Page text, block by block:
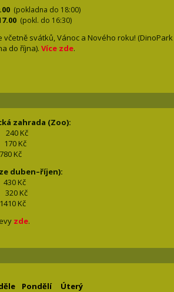
(pokladna do 18:00)
(pokl. do 16:30)
včetně svátků, Vánoc a Nového roku! (DinoPark
do října). Více zde.
zahrada (Zoo):
240 Kč
170 Kč
Kč
duben–říjen):
Kč
0 Kč
Kč
zde.
Pondělí Úterý